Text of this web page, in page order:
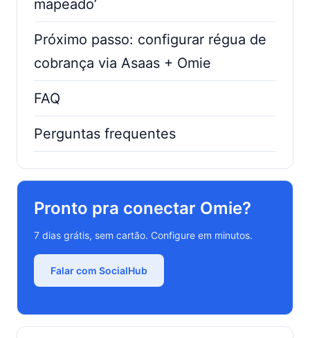
mapeado’
Próximo passo: configurar régua de
cobrança via Asaas + Omie
FAQ
Perguntas frequentes
Pronto pra conectar Omie?
7 dias grátis, sem cartão. Configure em minutos.
Falar com SocialHub